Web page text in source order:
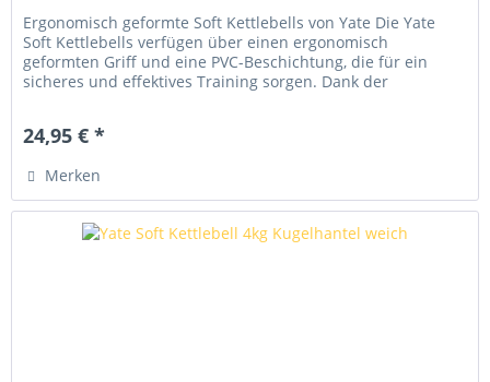
Ergonomisch geformte Soft Kettlebells von Yate Die Yate
Soft Kettlebells verfügen über einen ergonomisch
geformten Griff und eine PVC-Beschichtung, die für ein
sicheres und effektives Training sorgen. Dank der
24,95 € *
Merken